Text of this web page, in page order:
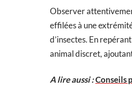
Observer
effilées à une
d’insectes. En
animal discret,
A lire aussi :Conseils